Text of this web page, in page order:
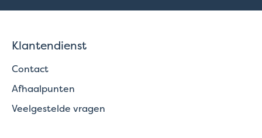
Klantendienst
Contact
Afhaalpunten
Veelgestelde vragen